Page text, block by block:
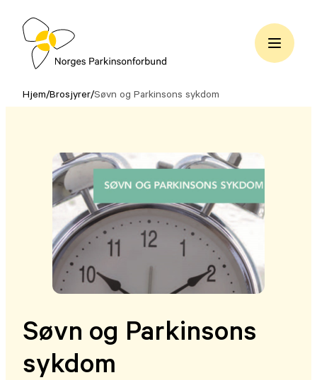
Hopp
innholdNorges
Hjem/Brosjyrer/Søvn og Parkinsons sykdom
Søvn og Parkinsons
sykdom